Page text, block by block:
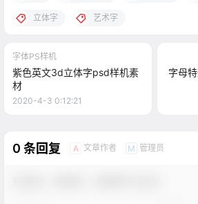
立体字 艺术字
字体PS样机
紫色英文3d立体字psd样机素
材
2020-4-3 0:12:21
字母
0 条回复 A 文章作者 M 管理员